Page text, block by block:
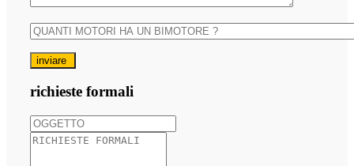
inviare
richieste formali